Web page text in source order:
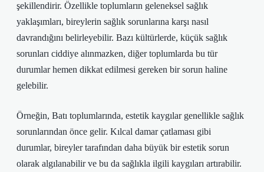
şekillendirir. Özellikle toplumların geleneksel sağlık
yaklaşımları, bireylerin sağlık sorunlarına karşı nasıl
davrandığını belirleyebilir. Bazı kültürlerde, küçük sağlık
sorunları ciddiye alınmazken, diğer toplumlarda bu tür
durumlar hemen dikkat edilmesi gereken bir sorun haline
gelebilir.
Örneğin, Batı toplumlarında, estetik kaygılar genellikle sağlık
sorunlarından önce gelir. Kılcal damar çatlaması gibi
durumlar, bireyler tarafından daha büyük bir estetik sorun
olarak algılanabilir ve bu da sağlıkla ilgili kaygıları artırabilir.